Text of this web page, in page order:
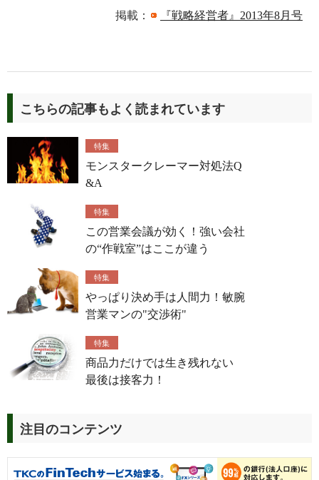
掲載： 『戦略経営者』2013年8月号
こちらの記事もよく読まれています
特集
モンスタークレーマー対処法Q
&A
特集
この営業会議が効く！強い会社
の“作戦室”はここが違う
特集
やっぱり決め手は人間力！敏腕
営業マンの"交渉術"
特集
商品力だけでは生き残れない
最後は接客力！
注目のコンテンツ